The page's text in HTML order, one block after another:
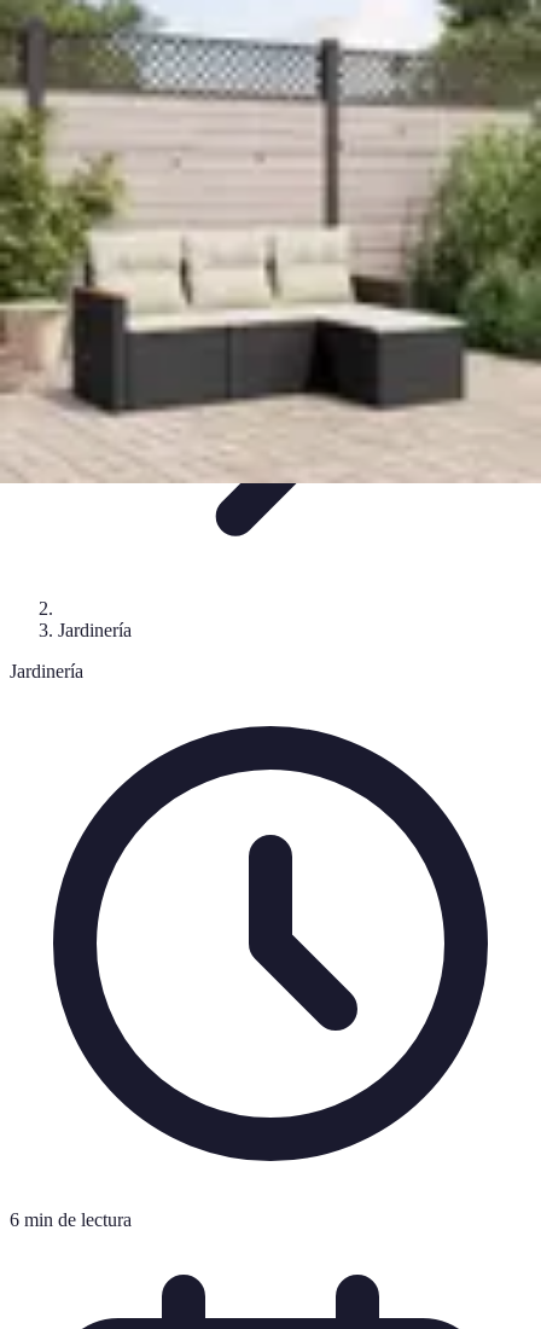
Casa Perfecta
Decoración Espacios de TrabajoDecoración del
Hogar JardineríaEspacios Funcionales
Jardinería
Jardinería
6 min de lectura